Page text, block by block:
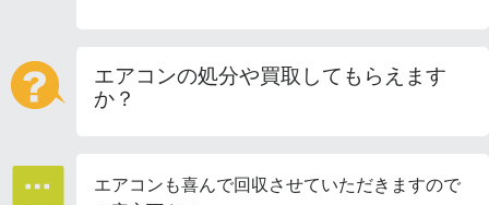
エアコンの処分や買取してもらえます
か？
エアコンも喜んで回収させていただきますので